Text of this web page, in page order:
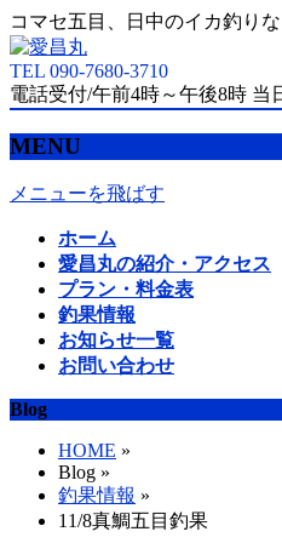
コマセ五目、日中のイカ釣り
TEL 090-7680-3710
電話受付/午前4時～午後8時
MENU
メニューを飛ばす
ホーム
愛昌丸の紹介・アクセス
プラン・料金表
釣果情報
お知らせ一覧
お問い合わせ
Blog
HOME »
Blog »
釣果情報 »
11/8真鯛五目釣果